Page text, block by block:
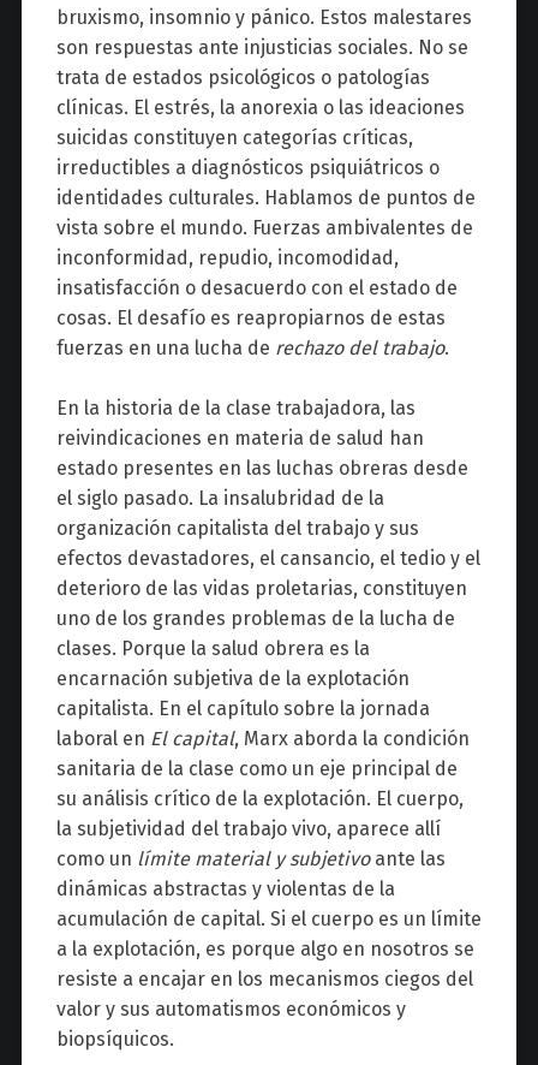
bruxismo, insomnio y pánico. Estos malestares
son respuestas ante injusticias sociales. No se
trata de estados psicológicos o patologías
clínicas. El estrés, la anorexia o las ideaciones
suicidas constituyen categorías críticas,
irreductibles a diagnósticos psiquiátricos o
identidades culturales. Hablamos de puntos de
vista sobre el mundo. Fuerzas ambivalentes de
inconformidad, repudio, incomodidad,
insatisfacción o desacuerdo con el estado de
cosas. El desafío es reapropiarnos de estas
fuerzas en una lucha de rechazo del trabajo.
En la historia de la clase trabajadora, las
reivindicaciones en materia de salud han
estado presentes en las luchas obreras desde
el siglo pasado. La insalubridad de la
organización capitalista del trabajo y sus
efectos devastadores, el cansancio, el tedio y el
deterioro de las vidas proletarias, constituyen
uno de los grandes problemas de la lucha de
clases. Porque la salud obrera es la
encarnación subjetiva de la explotación
capitalista. En el capítulo sobre la jornada
laboral en El capital, Marx aborda la condición
sanitaria de la clase como un eje principal de
su análisis crítico de la explotación. El cuerpo,
la subjetividad del trabajo vivo, aparece allí
como un límite material y subjetivoante las
dinámicas abstractas y violentas de la
acumulación de capital. Si el cuerpo es un límite
a la explotación, es porque algo en nosotros se
resiste a encajar en los mecanismos ciegos del
valor y sus automatismos económicos y
biopsíquicos.